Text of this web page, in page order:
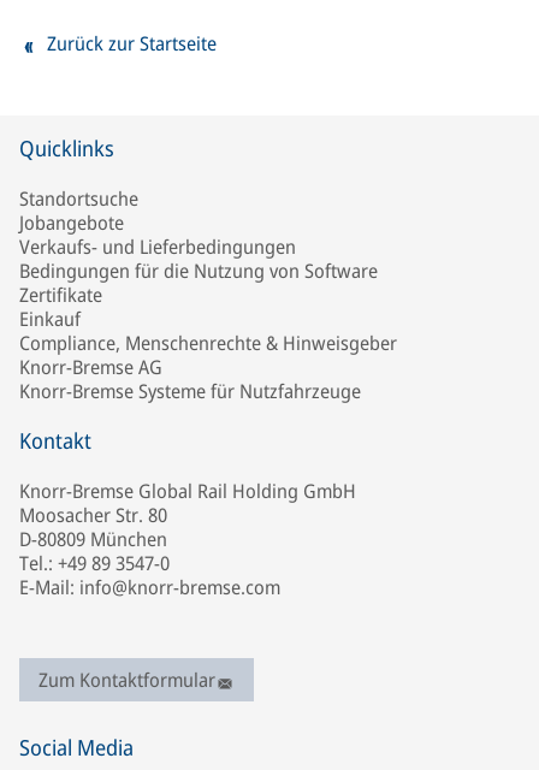
Zurück zur Startseite
Quicklinks
Standortsuche
Jobangebote
Verkaufs- und Lieferbedingungen
Bedingungen für die Nutzung von Software
Zertifikate
Einkauf
Compliance, Menschenrechte & Hinweisgeber
Knorr-Bremse AG
Knorr-Bremse Systeme für Nutzfahrzeuge
Kontakt
Knorr-Bremse Global Rail Holding GmbH
Moosacher Str. 80
D-80809 München
Tel.: +49 89 3547-0
E-Mail: info@knorr-bremse.com
Zum Kontaktformular
Social Media